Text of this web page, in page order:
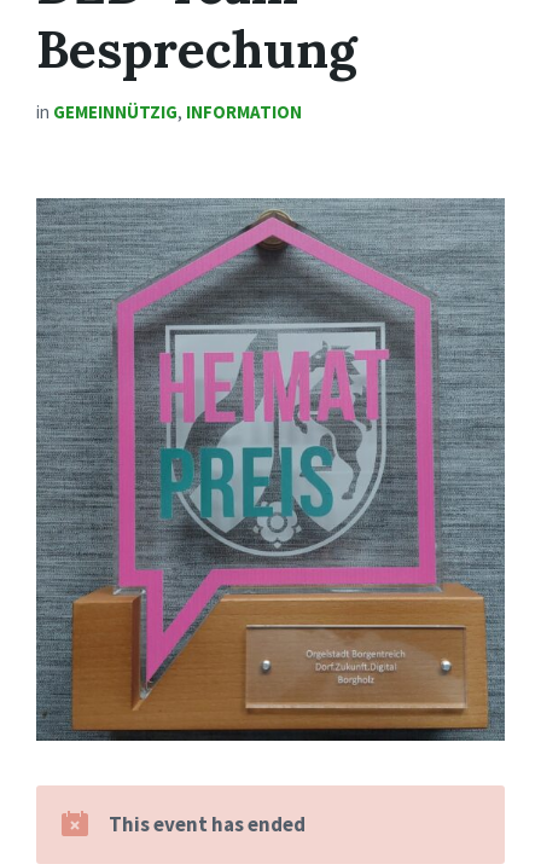
Besprechung
in GEMEINNÜTZIG, INFORMATION
This event has ended